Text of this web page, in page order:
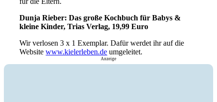
Dunja Rieber: Das große Kochbuch für Babys &
kleine Kinder, Trias Verlag, 19,99 Euro
Wir verlosen 3 x 1 Exemplar. Dafür werdet ihr auf die
Websitewww.kielerleben.de umgeleitet.
Anzeige